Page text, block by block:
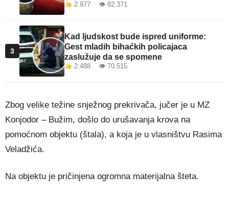
2.977 👁 82.371
3
Kad ljudskost bude ispred uniforme:
Gest mladih bihaćkih policajaca
zaslužuje da se spomene
2.488 👁 70.515
Zbog velike težine snježnog prekrivača, jučer je u MZ
Konjodor – Bužim, došlo do urušavanja krova na
pomoćnom objektu (štala), a koja je u vlasništvu Rasima
Veladžića.
Na objektu je pričinjena ogromna materijalna šteta.